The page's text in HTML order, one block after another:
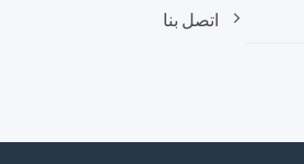
صفحةاتصل بنا